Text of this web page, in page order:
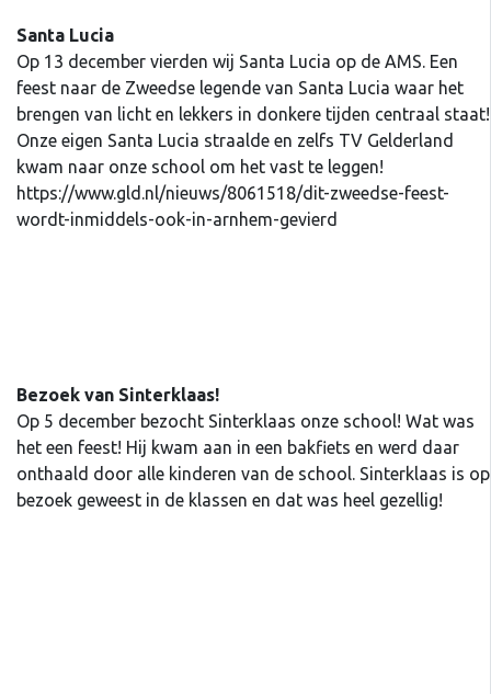
Santa Lucia
Op 13 december vierden wij Santa Lucia op de AMS. Een
feest naar de Zweedse legende van Santa Lucia waar het
brengen van licht en lekkers in donkere tijden centraal staat!
Onze eigen Santa Lucia straalde en zelfs TV Gelderland
kwam naar onze school om het vast te leggen!
https://www.gld.nl/nieuws/8061518/dit-zweedse-feest-
wordt-inmiddels-ook-in-arnhem-gevierd
Bezoek van Sinterklaas!
Op 5 december bezocht Sinterklaas onze school! Wat was
het een feest! Hij kwam aan in een bakfiets en werd daar
onthaald door alle kinderen van de school. Sinterklaas is op
bezoek geweest in de klassen en dat was heel gezellig!